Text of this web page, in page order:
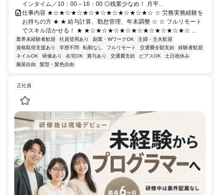
インタイム／10：00～16：00 ◎残業少なめ！ 月平...
仕事内容 ★☆★☆★☆★☆★☆★☆★☆★☆★☆ ☆ 労務実務経験を
お持ちの方 ★ ★ 給与計算、勤怠管理、年末調整 ☆ ☆ フルリモート
でスキル活かせる！ ★ ★☆★☆★☆★☆★☆★☆★☆★☆★☆ ...
業界未経験者歓迎 社員登用あり 副業・WワークOK
主婦・主夫歓迎
資格取得支援あり
学歴不問 転勤なし フルリモート 交通費全額支給
経験者歓迎
ネイルOK
研修あり 在宅OK 賞与あり 交通費支給 ピアスOK
土日祝休み
服装自由
髪型・髪色自由
正社員